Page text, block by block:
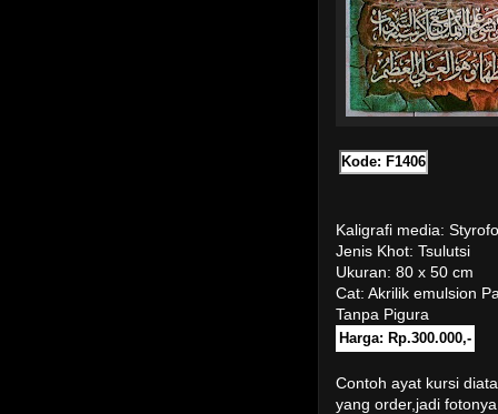
Kode: F1406
Kaligrafi media:
Jenis Khot: Tsulutsi
Ukuran: 80 x 50 cm
Cat: Akrilik emulsion
Tanpa Pigura
Harga: Rp.300.000,-
Contoh ayat kursi
yang order,jadi